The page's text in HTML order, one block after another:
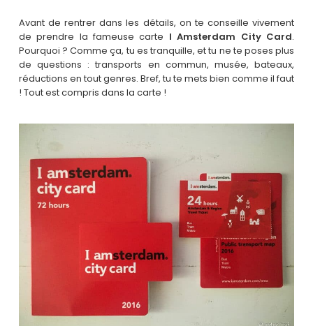
Avant de rentrer dans les détails, on te conseille vivement
de prendre la fameuse carte I Amsterdam City Card.
Pourquoi ? Comme ça, tu es tranquille, et tu ne te poses plus
de questions : transports en commun, musée, bateaux,
réductions en tout genres. Bref, tu te mets bien comme il faut
! Tout est compris dans la carte !